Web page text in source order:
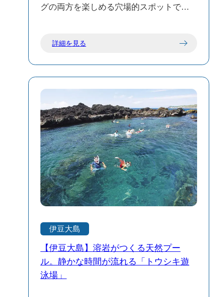
取り残された。それが、この筆島の正
姿。 昔の人がここに「神の宿る場所」を
荒々しい海食崖（かいしょくがい）がそ
びえ立っている。 よく見ると、赤茶けた
地層を上下に真っ二つに貫く、灰色の筋
が何本も走っているのがわかる。 あれは
「岩脈（dike）」。 かつて地下からマグ
マが地面を割りながら上昇し、そのまま
地中で冷えて固まった、まさに「マグマ
の足跡」だ。この海岸には、そんな岩脈
が50枚以上も露出している。 剥き出しに
なった地球の骨組みを前に、圧倒され
る。 都会にいると、せいぜい「今週の予
定」とか「今月の締め切り」なんていう
短い時間軸の中で一喜一憂して生きてい
るけれど、ここに立つと「数十万年」と
いう地球のスケールに頭をガツンと殴ら
グの両方を楽しめる穴場的スポットで
遠浅の海では、ファミリーはもちろん、
れ込んで自然にできたアーチ状の地形
で、ここには多くの魚が集まっており、
ダイバーにとっては名物スポットになっ
ています。 ビーチの正面に見える小高い
岬「乳ヶ崎」は、古火山の名残で、地質
ファンにとっても見応えのある景観。自
然が作り出したダイナミックな風景に、
ただただ圧倒されます。 そして何より感
動したのが、夜の野田浜。日が沈んだ後
は、周囲に明かりがほとんどなく、聞こ
えるのは波の音だけ。空を見上げれば、
まさに天然のプラネタリウム。星好きな
ら、ここだけのために来島する価値があ
ると思います。 自然の中で過ごす時間
は、日常を忘れてリセットするには最
詳細を見る
伊豆大島
【伊豆大島】溶岩がつくる天然プー
ル。静かな時間が流れる「トウシキ遊
泳場」